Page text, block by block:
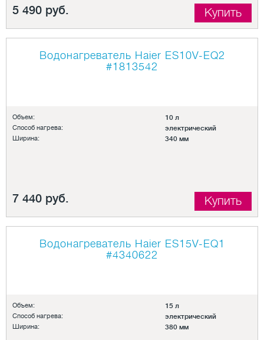
5 490 руб. Купить
Водонагреватель Haier ES10V-EQ2
#1813542
Объем: 10 л
Способ нагрева: электрический
Ширина: 340 мм
7 440 руб. Купить
Водонагреватель Haier ES15V-EQ1
#4340622
Объем: 15 л
Способ нагрева: электрический
Ширина: 380 мм